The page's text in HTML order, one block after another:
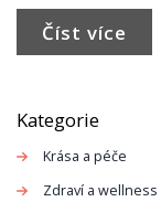
CeraVe, které
bariéru, a také
Číst více
Kategorie
Krása a péče
Zdraví a wellness